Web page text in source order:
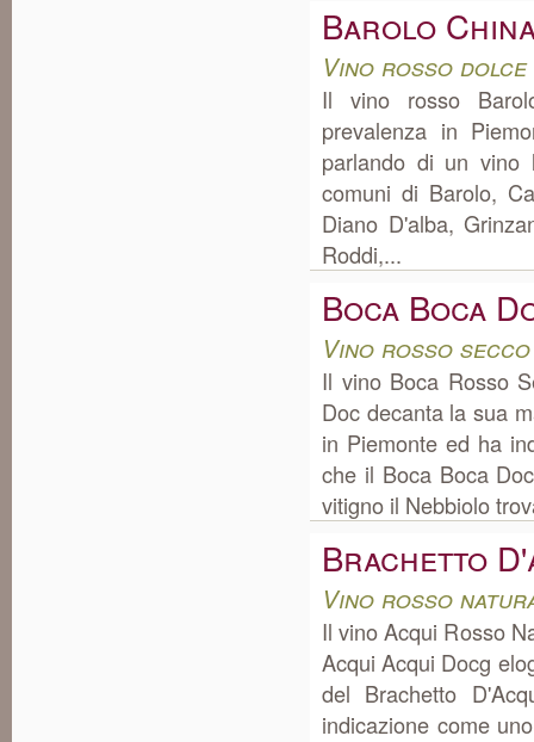
Barolo
Vino rosso dolce
Il vino rosso
prevalenza in
parlando di un vino
comuni di Barolo,
Diano D'alba,
Roddi,...
Boca Boca
Vino rosso secco
Il vino Boca Rosso
Doc decanta la sua
in Piemonte ed ha
che il Boca Boca
vitigno il Nebbiolo
Brachetto
Vino rosso
Il vino Acqui Rosso
Acqui Acqui Docg
del Brachetto
indicazione come